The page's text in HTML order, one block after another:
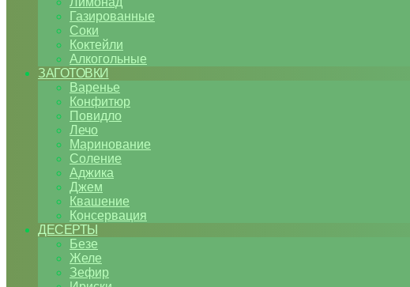
Газированные
Соки
Коктейли
Алкогольные
ЗАГОТОВКИ
Варенье
Конфитюр
Повидло
Лечо
Маринование
Соление
Аджика
Джем
Квашение
Консервация
ДЕСЕРТЫ
Безе
Желе
Зефир